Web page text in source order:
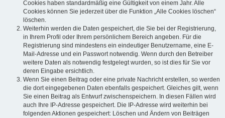
Cookies haben standardmäßig eine Gültigkeit von einem Jahr. Alle
Cookies können Sie jederzeit über die Funktion „Alle Cookies löschen“
löschen.
Weiterhin werden die Daten gespeichert, die Sie bei der Registrierung,
in Ihrem Profil oder Ihrem persönlichem Bereich angeben. Für die
Registrierung sind mindestens ein eindeutiger Benutzername, eine E-
Mail-Adresse und ein Passwort notwendig. Wenn durch den Betreiber
weitere Daten als notwendig festgelegt wurden, so ist dies für Sie vor
deren Eingabe ersichtlich.
Wenn Sie einen Beitrag oder eine private Nachricht erstellen, so werden
die dort eingegebenen Daten ebenfalls gespeichert. Gleiches gilt, wenn
Sie einen Beitrag als Entwurf zwischenspeichern. In diesen Fällen wird
auch Ihre IP-Adresse gespeichert. Die IP-Adresse wird weiterhin bei
folgenden Aktionen gespeichert: Löschen und Ändern von Beiträgen